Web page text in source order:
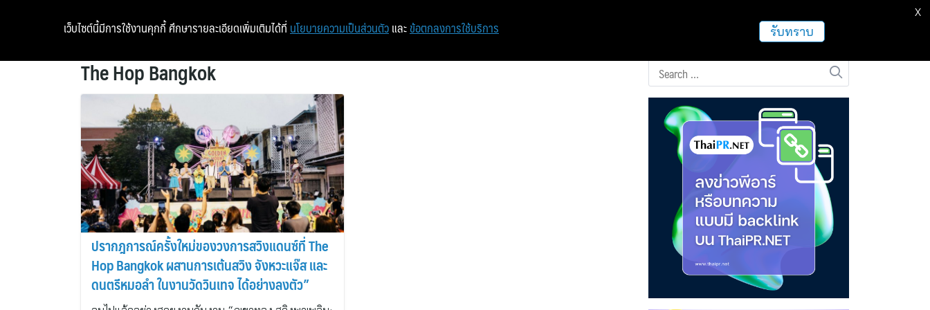
หน้าแรก ท่องเที่ยว ฝากข่าวประชาสัมพันธ์
The Hop Bangkok
ปรากฎการณ์ครั้งใหม่ของวงการสวิงแดนซ์ที่ The
Hop Bangkok ผสานการเต้นสวิง จังหวะแจ๊ส และ
ดนตรีหมอลำ ในงานวัดวินเทจ ได้อย่างลงตัว”
เว็บไซต์นี้มีการใช้งานคุกกี้ ศึกษารายละเอียดเพิ่มเติมได้ที่ นโยบายความเป็นส่วนตัว และ ข้อตกลงการใช้บริการ รับทราบ
X